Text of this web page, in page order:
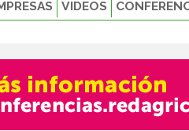
VIDEOS